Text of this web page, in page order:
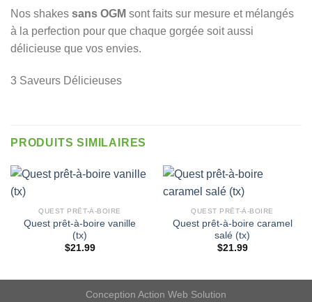
Nos shakes sans OGM sont faits sur mesure et mélangés
à la perfection pour que chaque gorgée soit aussi
délicieuse que vos envies.
3 Saveurs Délicieuses
PRODUITS SIMILAIRES
QUEST PRÊT-À-BOIRE
Quest prêt-à-boire vanille
(tx)
$21.99
QUEST PRÊT-À-BOIRE
Quest prêt-à-boire caramel
salé (tx)
$21.99
Conception Action Web Solution